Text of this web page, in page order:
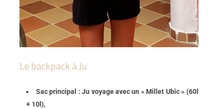
Le backpack à Ju
Sac principal : Ju voyage avec un « Millet Ubic » (60l
+ 10l),